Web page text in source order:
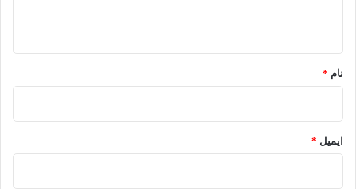
نام *
ایمیل *